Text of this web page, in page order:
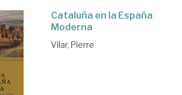
Cataluña en la España
Moderna
Vilar, Pierre